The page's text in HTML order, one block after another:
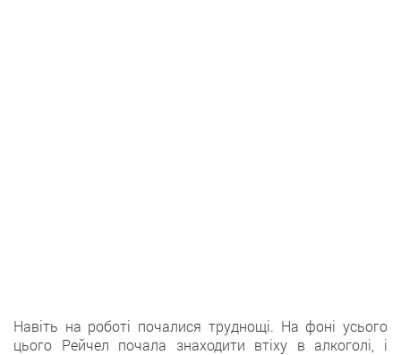
Навіть на роботі почалися труднощі. На фоні усього
цього Рейчел почала знаходити втіху в алкоголі, і